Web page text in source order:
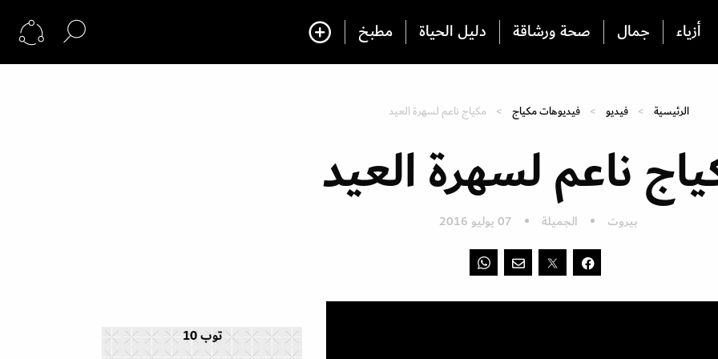
أزياء جمال صحة ورشاقة دليل الحياة مطبخ
الرئيسية فيديو فيديوهات مكياج مكياج ناعم لسهرة العيد
ناعم لسهرة العيد
بيروت الجميلة 07 يوليو 2016
توب 10